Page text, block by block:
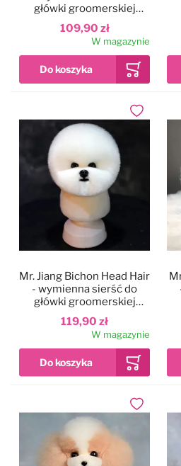
109,90 zł
główki groomerskiej
Teddy, czarno-biała
W magazynie
119,90 zł
Mr. Jiang Bichon Head Hair
- wymienna sierść do
główki groomerskiej
Bichon
W magazynie
Dodaj do
Dodaj do